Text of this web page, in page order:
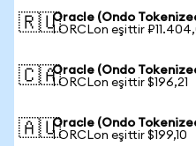
🇷🇺Oracle (Ondo
1 ORCLon eşittir
🇨🇦Oracle (Ondo
1 ORCLon eşittir $196,21
🇦🇺Oracle (Ondo
1 ORCLon eşittir $199,10